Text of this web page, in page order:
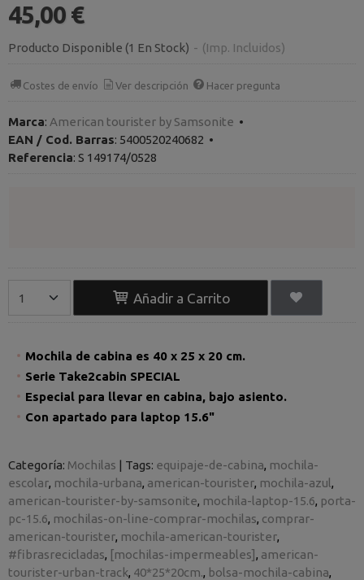
45,00 €
Producto Disponible (1 En Stock) - (Imp. Incluidos)
Costes de envío Ver descripción Hacer pregunta
Marca: American tourister by Samsonite •
EAN / Cod. Barras: 5400520240682 •
Referencia: S 149174/0528
Añadir a Carrito
Mochila de cabina es 40 x 25 x 20 cm.
Serie Take2cabin SPECIAL
Especial para llevar en cabina, bajo asiento.
Con apartado para laptop 15.6"
Categoría: Mochilas | Tags: equipaje-de-cabina mochila-
escolar mochila-urbana american-tourister mochila-azul
american-tourister-by-samsonite mochila-laptop-15.6 porta-
pc-15.6 mochilas-on-line-comprar-mochilas comprar-
american-tourister mochila-american-tourister
#fibrasrecicladas [mochilas-impermeables] american-
tourister-urban-track 40*25*20cm. bolsa-mochila-cabina